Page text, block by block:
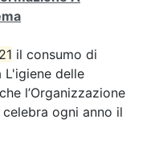
il consumo di
L'igiene delle
l’Organizzazione
ogni anno il